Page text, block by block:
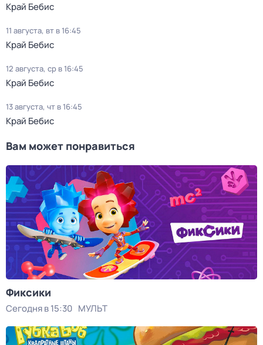
Край Бебис
11 августа, вт в 16:45
Край Бебис
12 августа, ср в 16:45
Край Бебис
13 августа, чт в 16:45
Край Бебис
Вам может понравиться
Фиксики
Сегодня в 15:30 МУЛЬТ